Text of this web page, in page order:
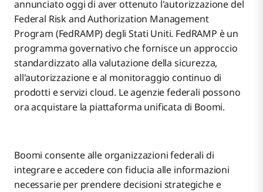
annunciato oggi di aver ottenuto l'autorizzazione del
Federal Risk and Authorization Management
Program (FedRAMP) degli Stati Uniti. FedRAMP è un
programma governativo che fornisce un approccio
standardizzato alla valutazione della sicurezza,
all'autorizzazione e al monitoraggio continuo di
prodotti e servizi cloud. Le agenzie federali possono
ora acquistare la piattaforma unificata di Boomi.
Boomi consente alle organizzazioni federali di
integrare e accedere con fiducia alle informazioni
necessarie per prendere decisioni strategiche e